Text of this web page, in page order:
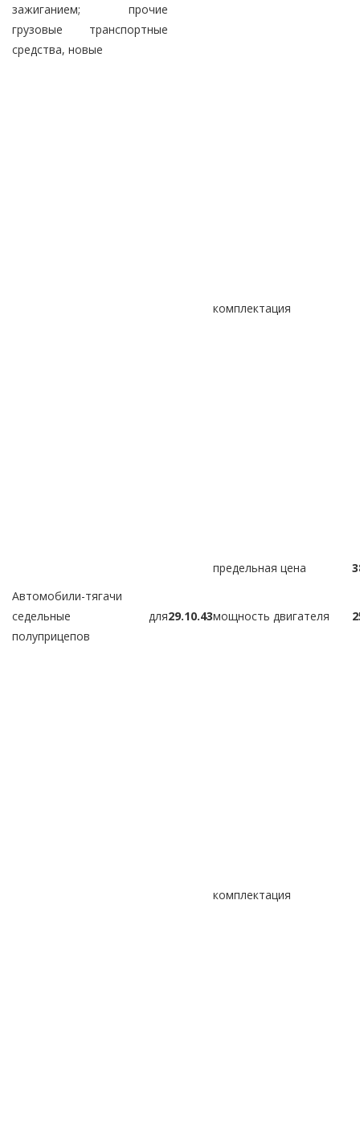
зажиганием; прочие
грузовые транспортные
средства, новые
комплектация
предельная цена
Автомобили-тягачи
седельные для
полуприцепов
29.10.43мощность двигателя
комплектация